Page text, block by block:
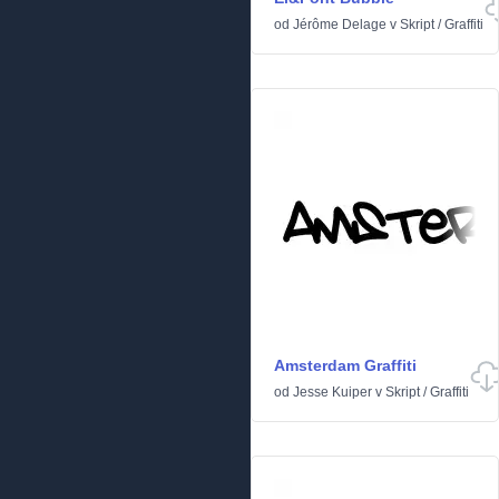
od Jérôme Delage v Skript/Graffiti
Amsterdam Graffiti
od Jesse Kuiper v Skript/Graffiti